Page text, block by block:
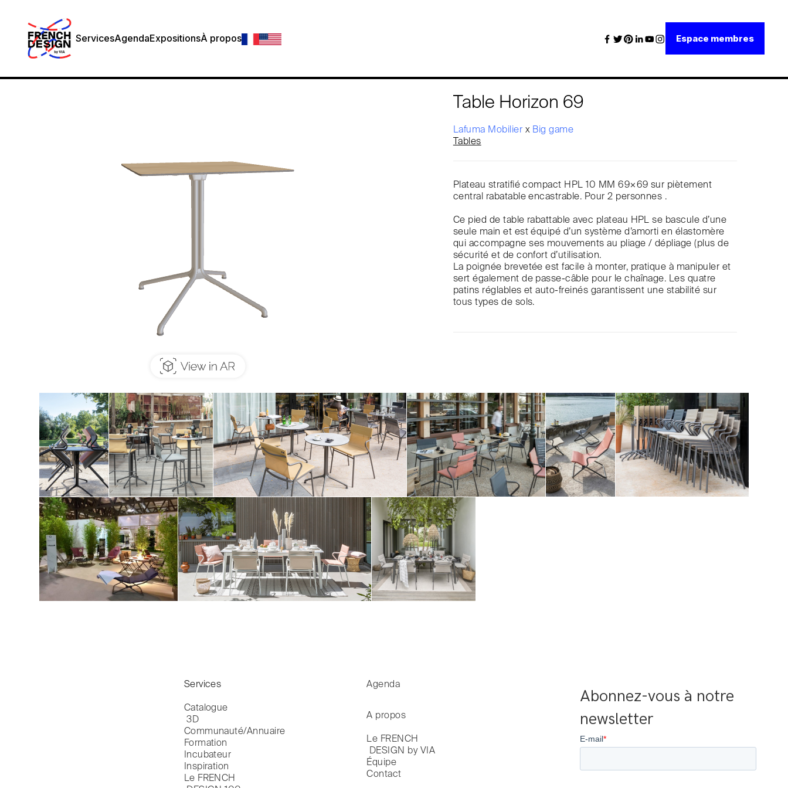
ServicesAgendaExpositionsÀ propos Espace membres
Table Horizon 69
Lafuma Mobilier x Big game
Tables
Plateau stratifié compact HPL 10 MM 69×69 sur piètement
central rabatable encastrable. Pour 2 personnes .
Ce pied de table rabattable avec plateau HPL se bascule d’une
seule main et est équipé d’un système d’amorti en élastomère
qui accompagne ses mouvements au pliage / dépliage (plus de
sécurité et de confort d’utilisation.
La poignée brevetée est facile à monter, pratique à manipuler et
sert également de passe-câble pour le chaînage. Les quatre
patins réglables et auto-freinés garantissent une stabilité sur
tous types de sols.
Abonnez-vous à notre
newsletter
Services
Catalogue
3D
Communauté/Annuaire
Formation
Incubateur
Inspiration
Le FRENCH
Agenda
A propos
Le FRENCH
DESIGN by VIA
Équipe
Contact